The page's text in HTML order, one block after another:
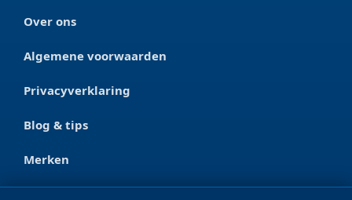
Over ons
Algemene voorwaarden
Privacyverklaring
Blog & tips
Merken